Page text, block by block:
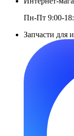
Пн-Пт 9:00-
Запчасти для